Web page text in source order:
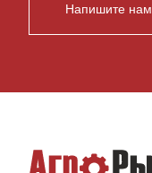
Напишите нам